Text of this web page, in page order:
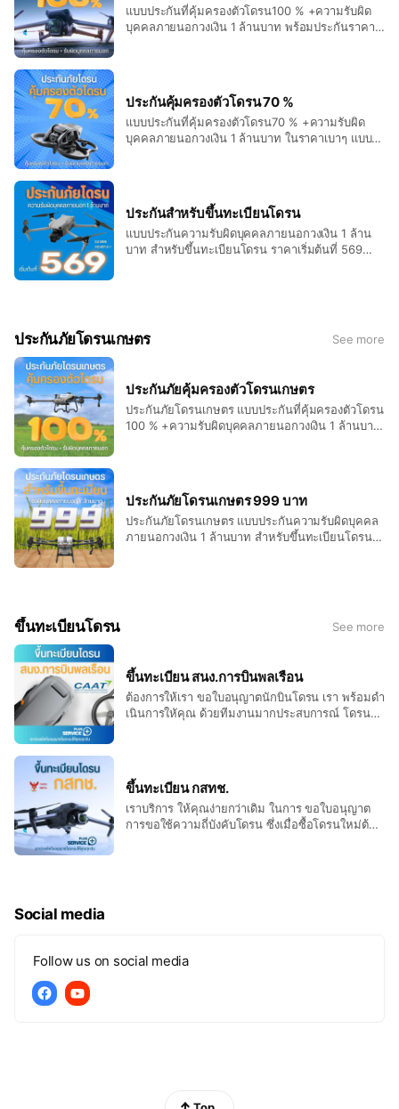
แบบประกันที่คุ้มครองตัวโดรน100 % +ความรับผิด
บุคคลภายนอกวงเงิน 1 ล้านบาท พร้อมประกันราคา
ประกันคุ้มครองตัวโดรน 70 %
แบบประกันที่คุ้มครองตัวโดรน70 % +ความรับผิด
บุคคลภายนอกวงเงิน 1 ล้านบาท ในราคาเบาๆ แบบมี
ประกันสำหรับขึ้นทะเบียนโดรน
แบบประกันความรับผิดบุคคลภายนอกวงเงิน 1 ล้าน
บาท สำหรับขึ้นทะเบียนโดรน ราคาเริ่มต้นที่ 569
ประกันภัยโดรนเกษตร See more
ประกันภัยคุ้มครองตัวโดรนเกษตร
ประกันภัยโดรนเกษตร แบบประกันที่คุ้มครองตัวโดรน
100 % +ความรับผิดบุคคลภายนอกวงเงิน 1 ล้านบาท
ประกันภัยโดรนเกษตร 999 บาท
ประกันภัยโดรนเกษตร แบบประกันความรับผิดบุคคล
ภายนอกวงเงิน 1 ล้านบาท สำหรับขึ้นทะเบียนโดรน
ขึ้นทะเบียนโดรน See more
ขึ้นทะเบียน สนง.การบินพลเรือน
ต้องการให้เรา ขอใบอนุญาตนักบินโดรน เรา พร้อมดำ
เนินการใหัคุณ ด้วยทีมงานมากประสบการณ์ โดรน
ขึ้นทะเบียน กสทช.
เราบริการ ให้คุณง่ายกว่าเดิม ในการ ขอใบอนุญาต
การขอใช้ความถี่บังคับโดรน ซึ่งเมื่อซื้อโดรนใหม่ต้อง
Social media
Follow us on social media